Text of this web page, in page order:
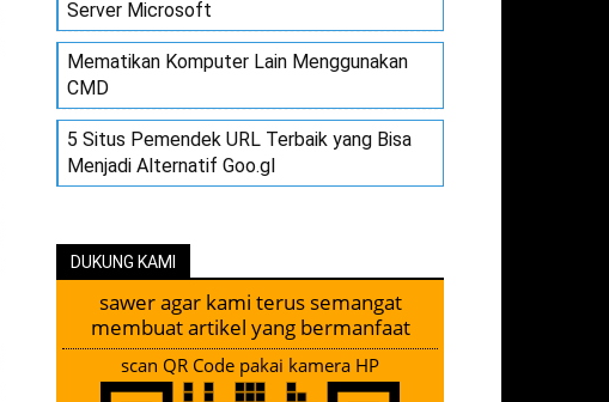
Server Microsoft
Mematikan Komputer Lain Menggunakan
CMD
5 Situs Pemendek URL Terbaik yang Bisa
Menjadi Alternatif Goo.gl
DUKUNG KAMI
sawer agar kami terus semangat
membuat artikel yang bermanfaat
scan QR Code pakai kamera HP